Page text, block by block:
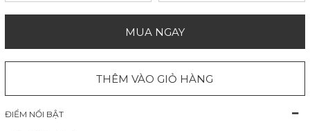
MUA NGAY
THÊM VÀO GIỎ HÀNG
ĐIỂM NỔI BẬT